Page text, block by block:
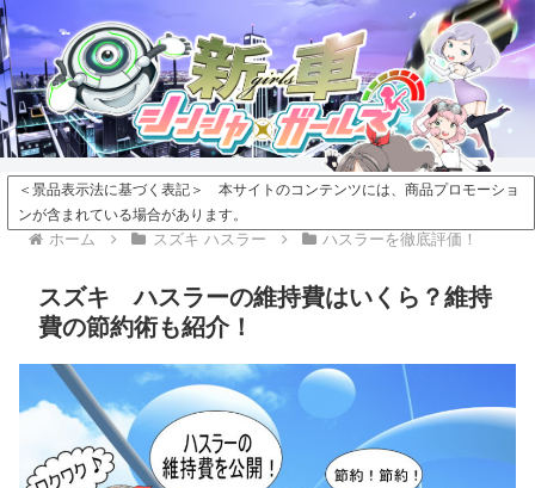
＜景品表示法に基づく表記＞ 本サイトのコンテンツには、商品プロモーショ
ンが含まれている場合があります。
ホーム スズキ ハスラー ハスラーを徹底評価！
スズキ ハスラーの維持費はいくら？維持
費の節約術も紹介！